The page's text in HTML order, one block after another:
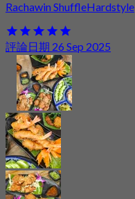
Rachawin ShuffleHardstyle
評論日期 26 Sep 2025